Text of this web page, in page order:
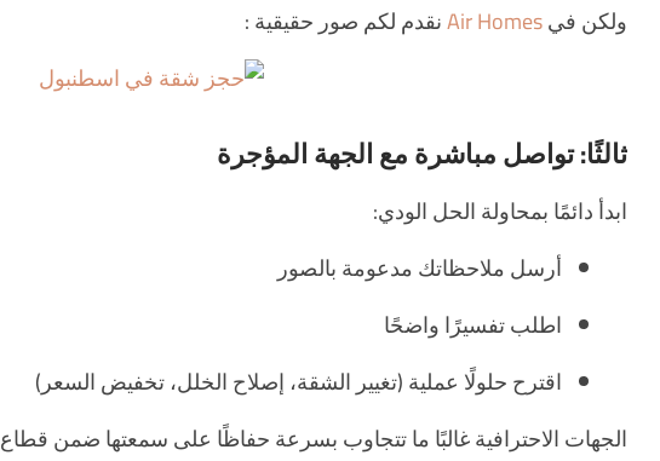
ولكن فيAir Homesنقدم لكم صور حقيقية :
ثالثًا: تواصل مباشرة مع الجهة المؤجرة
ابدأ دائمًا بمحاولة الحل الودي:
أرسل ملاحظاتك مدعومة بالصور
اطلب تفسيرًا واضحًا
اقترح حلولًا عملية (تغيير الشقة، إصلاح الخلل، تخفيض السعر)
الجهات الاحترافية غالبًا ما تتجاوب بسرعة حفاظًا على سمعتها ضمن قطاع